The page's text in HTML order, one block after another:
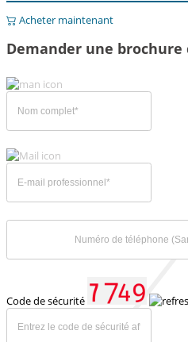
Acheter maintenant
Demander une brochure
Code de sécurité